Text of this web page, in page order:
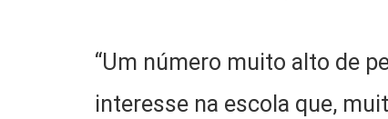
“Um número muito alto de
interesse na escola que,